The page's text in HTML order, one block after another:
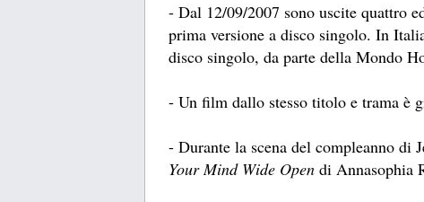
- Dal 12/09/2007 sono uscite quattro
prima versione a disco singolo. In
disco singolo, da parte della Mondo
- Un film dallo stesso titolo e trama è
- Durante la scena del compleanno di
Your Mind Wide Open di Annasophia